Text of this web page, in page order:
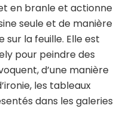
en branle et actionne
seule et de manière
la feuille. Elle est
pour peindre des
d’une manière
les tableaux
dans les galeries